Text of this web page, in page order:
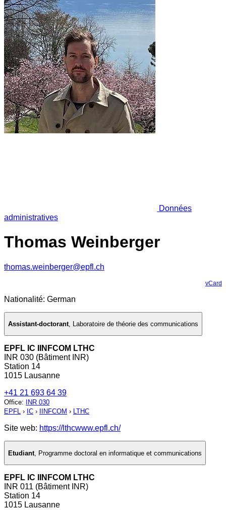
Données
administratives
Thomas Weinberger
thomas.weinberger@epfl.ch
vCard
Nationalité: German
Assistant-doctorant, Laboratoire de théorie des communications
EPFL IC IINFCOM LTHC
INR 030 (Bâtiment INR)
Station 14
1015 Lausanne
+41 21 693 64 39
Office:
INR 030
EPFL › IC › IINFCOM › LTHC
Site web: https://lthcwww.epfl.ch/
Etudiant Programme doctoral en informatique et communications
EPFL IC IINFCOM LTHC
INR 011 (Bâtiment INR)
Station 14
1015 Lausanne